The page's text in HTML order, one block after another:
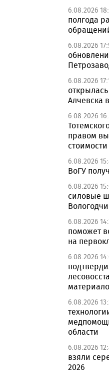
6.08.2026
полгода
6.08.2026
6.08.2026
Алчевска
6.08.2026
правом
стоимости
6.08.2026
ВоГУ
6.08.2026
силовые
6.08.2026
поможет
на
6.08.2026
6.08.2026
области
6.08.2026
взяли
2026